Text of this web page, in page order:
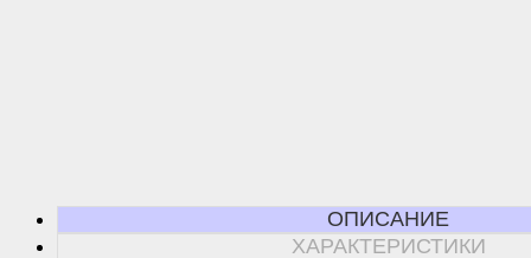
ОПИСАНИЕ
ХАРАКТЕРИСТИКИ